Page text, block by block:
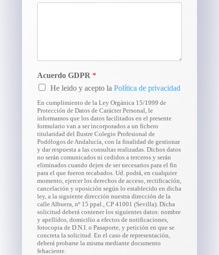
Acuerdo GDPR *
He leido y acepto la Política de privacidad
En cumplimiento de la Ley Orgánica 15/1999 de
Protección de Datos de Carácter Personal, le
informamos que los datos facilitados en el presente
formulario van a ser incorporados a un fichero
titularidad del Ilustre Colegio Profesional de
Podólogos de Andalucía, con la finalidad de gestionar
y dar respuesta a las consultas realizadas. Dichos datos
no serán comunicados ni cedidos a terceros y serán
eliminados cuando dejen de ser necesarios para el fin
para el que fueron recabados. Ud. podrá, en cualquier
momento, ejercer los derechos de acceso, rectificación,
cancelación y oposición según lo establecido en dicha
ley, a la siguiente dirección nuestra dirección de la
calle Albuera, nº 15 ppal., CP 41001 (Sevilla). Dicha
solicitud deberá contener los siguientes datos: nombre
y apellidos, domicilio a efectos de notificaciones,
fotocopia de D.N.I. o Pasaporte, y petición en que se
concreta la solicitud. En el caso de representación,
deberá probarse la misma mediante documento
fehaciente.